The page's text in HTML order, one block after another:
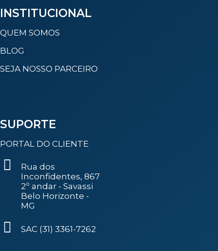
INSTITUCIONAL
QUEM SOMOS
BLOG
SEJA NOSSO PARCEIRO
SUPORTE
PORTAL DO CLIENTE
Rua dos
Inconfidentes, 867
2º andar - Savassi
Belo Horizonte -
MG
SAC (31) 3361-7262